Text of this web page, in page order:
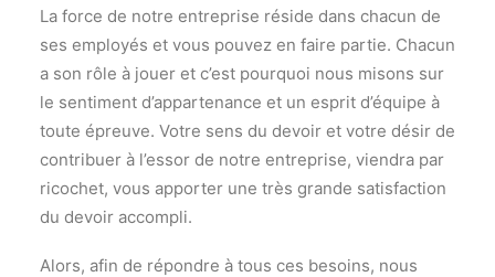
La force de notre entreprise réside dans chacun de
ses employés et vous pouvez en faire partie. Chacun
a son rôle à jouer et c’est pourquoi nous misons sur
le sentiment d’appartenance et un esprit d’équipe à
toute épreuve. Votre sens du devoir et votre désir de
contribuer à l’essor de notre entreprise, viendra par
ricochet, vous apporter une très grande satisfaction
du devoir accompli.
Alors, afin de répondre à tous ces besoins, nous